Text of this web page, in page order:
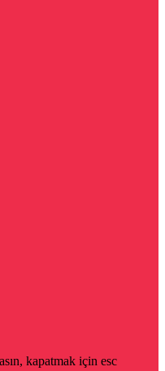
kapatmak için esc